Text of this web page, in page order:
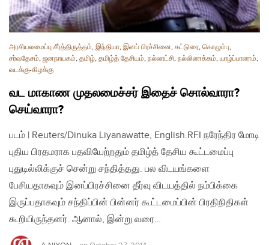
அரசியலமைப்பு சீர்த்திருத்தம், இந்தியா, இனப் பிரச்சினை, கட்டுரை, கொழும்பு,
சர்வதேசம், ஜனநாயகம், தமிழ், தமிழ்த் தேசியம், நல்லாட்சி, நல்லிணக்கம், யாழ்ப்பாணம்,
வடக்கு-கிழக்கு
வட மாகாண முதலமைச்சர் இதைச் சொல்வாரா?
செய்வாரா?
படம் | Reuters/Dinuka Liyanawatte, English.RFI நரேந்திர மோடி
புதிய பிரதமராக பதவியேற்றதும் தமிழ்த் தேசிய கூட்டமைப்பு
புதுடில்லிக்குச் சென்று சந்தித்தது. பல விடயங்களை
பேசியதாகவும் இனப்பிரச்சினை தீர்வு விடயத்தில் நம்பிக்கை
இருப்பதாகவும் சந்திப்பின் பின்னர் கூட்டமைப்பின் பிரதிநிதிகள்
கூறியிருந்தனர். ஆனால், இன்று வரை…